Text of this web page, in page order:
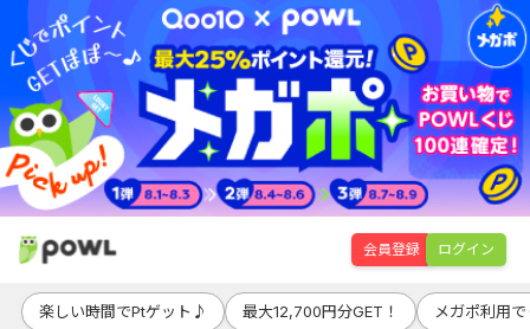
会員登録 ログイン
楽しい時間でPtゲット♪ 最大12,700円分GET！ メガポ利用